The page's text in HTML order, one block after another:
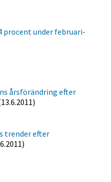
procent under februari-
årsförändring efter
trender efter